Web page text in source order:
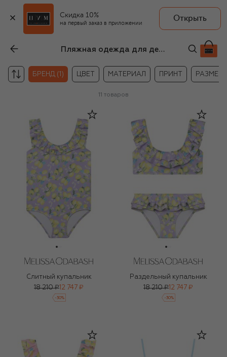
Скидка 10%
на первый заказ в приложении
Открыть
Пляжная одежда для девочек Melissa Odabash
БРЕНД (1) ЦВЕТ МАТЕРИАЛ ПРИНТ РАЗМЕР
11 товаров
Слитный купальник
18 210 ₽ 12 747 ₽
-30%
Раздельный купальник
18 210 ₽ 12 747 ₽
-30%